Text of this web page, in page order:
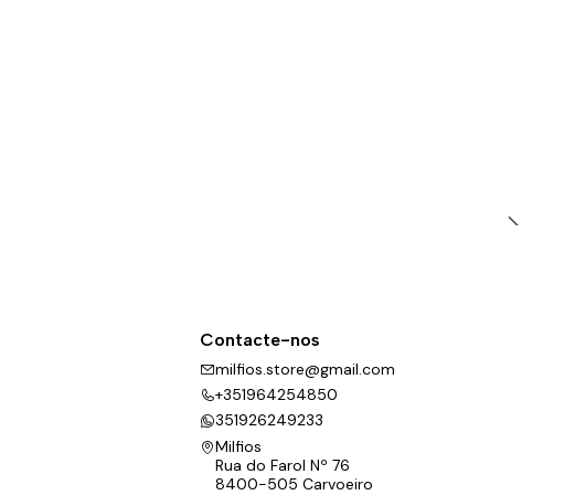
Contacte-nos
milfios.store@gmail.com
+351964254850
351926249233
Milfios
Rua do Farol Nº 76
8400-505 Carvoeiro